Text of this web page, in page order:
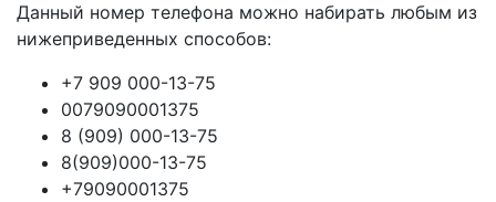
Данный номер телефона можно набирать любым из
нижеприведенных способов:
+7 909 000-13-75
0079090001375
8 (909) 000-13-75
8(909)000-13-75
+79090001375